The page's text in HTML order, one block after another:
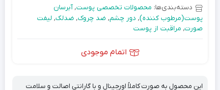
دسته‌بندی‌ها: محصولات تخصصی پوست,آبرسان
پوست(مرطوب کننده), دور چشم, ضد چروک, ضدلک, لیفت
صورت, مراقبت از پوست
اتمام موجودی
این محصول به صورت کاملاً اورجینال و با گارانتی اصالت و سلامت